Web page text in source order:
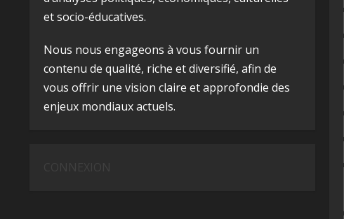
et socio-éducatives.
Nous nous engageons à vous fournir un
contenu de qualité, riche et diversifié, afin de
vous offrir une vision claire et approfondie des
enjeux mondiaux actuels.